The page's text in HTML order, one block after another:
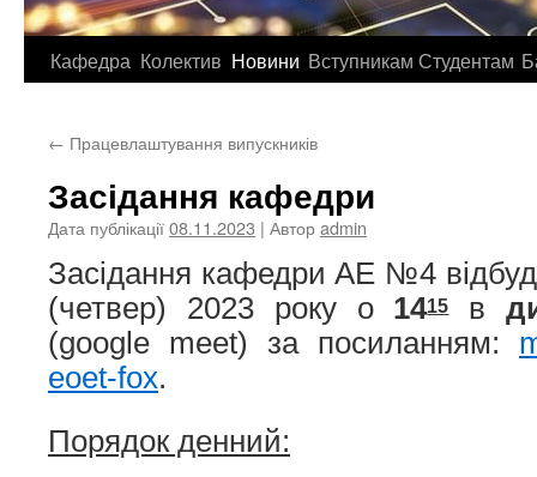
Кафедра Колектив Новини Вступникам Студентам
← Працевлаштування випускників
Засідання кафедри
Дата публікації08.11.2023 | Авторadmin
Засідання кафедри АЕ №4
(четвер) 2023 року о 1415в
(google meet) за посиланням:
eoet-fox.
Порядок денний: